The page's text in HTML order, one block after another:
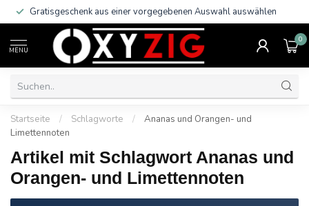
Gratisgeschenk aus einer vorgegebenen Auswahl auswählen
MENU
0
Startseite / Schlagworte /
Ananas und Orangen- und
Limettennoten
Artikel mit Schlagwort Ananas und
Orangen- und Limettennoten